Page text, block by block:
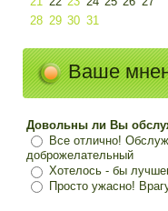
28 29 30 31
Ваше
Довольны ли Вы
Все отлично!
доброжелательный
Хотелось - бы
Просто ужасно!